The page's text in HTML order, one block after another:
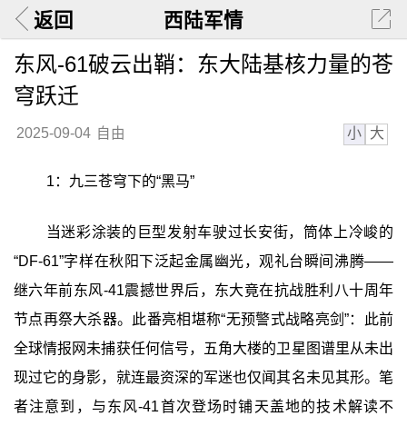
返回 西陆军情
东风-61破云出鞘：东大陆基核力量的苍
穹跃迁
2025-09-04 自由 小 大
1：九三苍穹下的“黑马”
当迷彩涂装的巨型发射车驶过长安街，筒体上冷峻的
“DF-61”字样在秋阳下泛起金属幽光，观礼台瞬间沸腾——
继六年前东风-41震撼世界后，东大竟在抗战胜利八十周年
节点再祭大杀器。此番亮相堪称“无预警式战略亮剑”：此前
全球情报网未捕获任何信号，五角大楼的卫星图谱里从未出
现过它的身影，就连最资深的军迷也仅闻其名未见其形。笔
者注意到，与东风-41首次登场时铺天盖地的技术解读不